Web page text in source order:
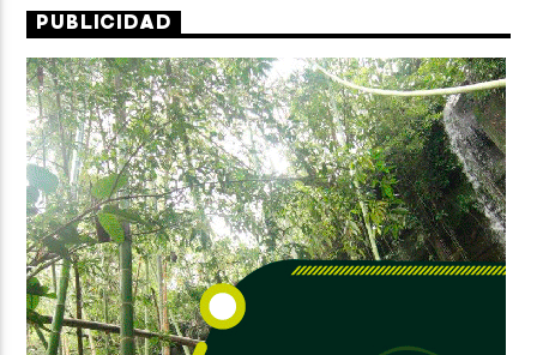
PUBLICIDAD